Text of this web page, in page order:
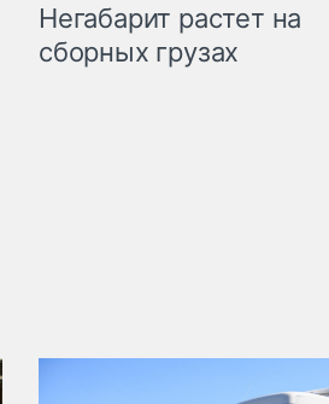
Негабарит растет на
сборных грузах